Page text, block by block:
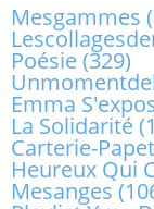
Mesgammes
Poésie(329)
Emma
La Solidarité
Carterie-
Heureux Qui
Mesanges